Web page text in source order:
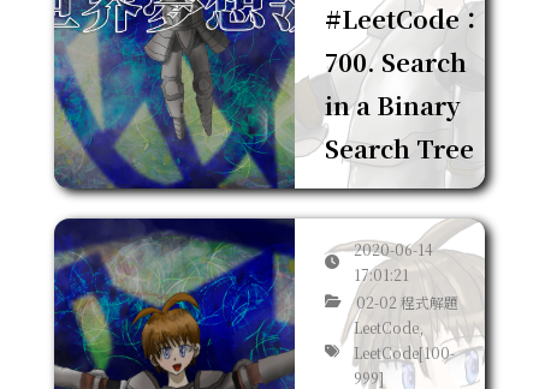
#LeetCode：
700. Search
in a Binary
Search Tree
2020-06-14
17:01:21
02-02 程式解題
LeetCode,
LeetCode[100-
999]